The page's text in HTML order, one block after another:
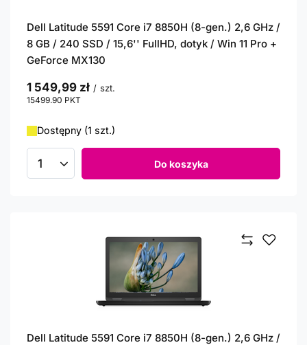
Dell Latitude 5591 Core i7 8850H (8-gen.) 2,6 GHz /
8 GB / 240 SSD / 15,6'' FullHD, dotyk / Win 11 Pro +
GeForce MX130
1 549,99 zł / szt.
15499.90 PKT
Dostępny (1 szt.)
Ilość produktów Do koszyka
Dell Latitude 5591 Core i7 8850H (8-gen.) 2,6 GHz /